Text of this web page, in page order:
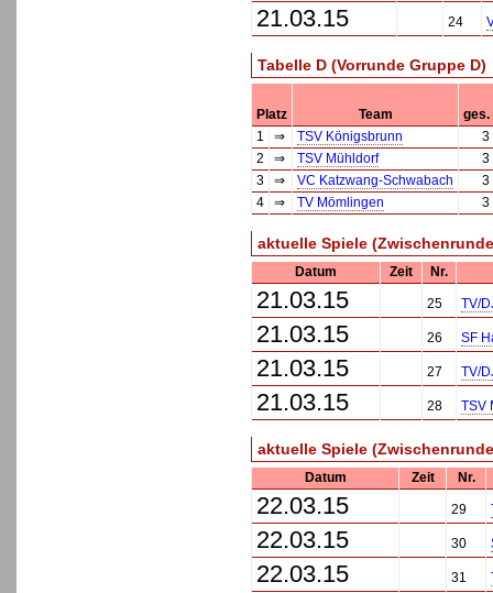
21.03.15 24
Tabelle D (Vorrunde Gruppe D)
Platz Team
ges.
1
⇒ TSV Königsbrunn
3
2
⇒ TSV Mühldorf
3
3
⇒ VC Katzwang-Schwabach
3
4
⇒ TV Mömlingen 3
aktuelle Spiele
Datum Zeit Nr.
21.03.15 25 TV/
21.03.15 26 SF
21.03.15 27 TV/
21.03.15 28 TSV
aktuelle Spiele
Datum Zeit Nr.
22.03.15 29
22.03.15 30
22.03.15 31